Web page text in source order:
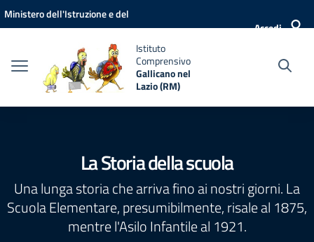
Vai ai contenuti
Vai al menu di navigazione
Vai al footer
Ministero dell'Istruzione e del
Accedi
Istituto
Comprensivo
Gallicano nel
Lazio (RM)
La Storia della scuola
Una lunga storia che arriva fino ai nostri giorni. La
Scuola Elementare, presumibilmente, risale al 1875,
mentre l'Asilo Infantile al 1921.